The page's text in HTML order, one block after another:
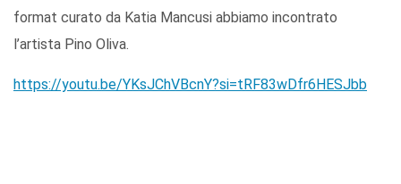
format curato da Katia Mancusi abbiamo incontrato
l’artista Pino Oliva.
https://youtu.be/YKsJChVBcnY?si=tRF83wDfr6HESJbb